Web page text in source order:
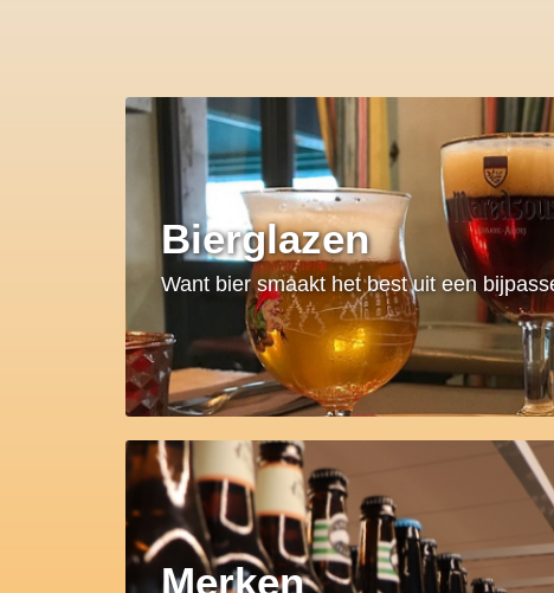
Bierglazen
Want bier smaakt het best uit een
Merken